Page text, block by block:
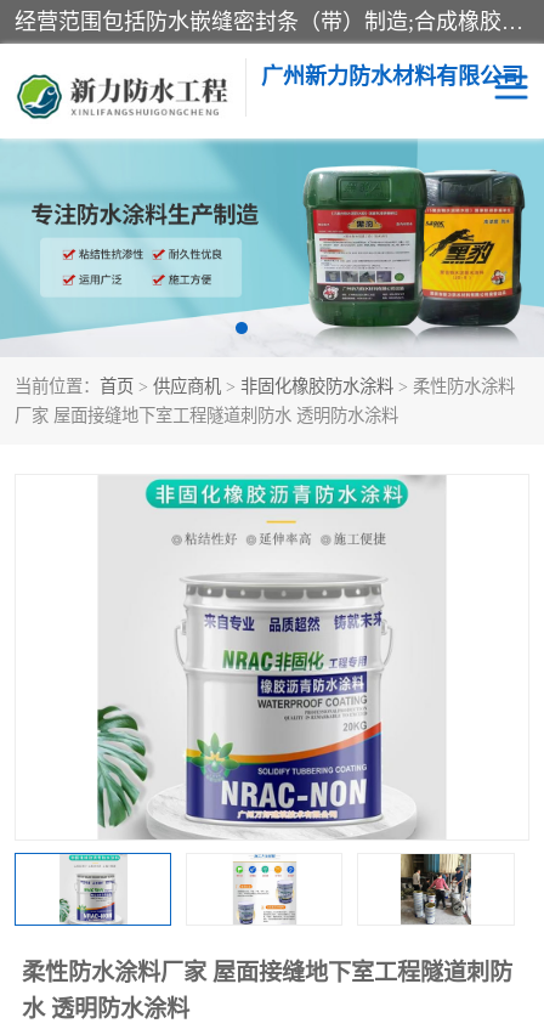
经营范围包括防水嵌缝密封条（带）制造;合成橡胶制造（监控化学品、危险化学品除外）;沥青混合物制造;防水胶粘带制造;其他合成材料制造（监控化学品、危险化学品除外）;涂料制造（监控化学品、危险化学品除外）;建筑结构防水补漏;防水建筑材料制造;粘合剂制造（监控化学品、危险化学品除外）;涂料零售;广州新力防水材料有限公司具有1处分支机构。
广州新力防水材料有限公司
当前位置： 首页 > 供应商机 > 非固化橡胶防水涂料 > 柔性防水涂料
厂家 屋面接缝地下室工程隧道刺防水 透明防水涂料
柔性防水涂料厂家 屋面接缝地下室工程隧道刺防
水 透明防水涂料
黑豹防水胶 建筑108胶水
乳化沥青防水涂料 自粘卷材
非固化橡胶防水涂料